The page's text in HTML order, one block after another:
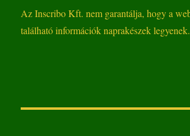
Az Inscribo Kft. nem garantálja, hogy a
található információk naprakészek legyenek.